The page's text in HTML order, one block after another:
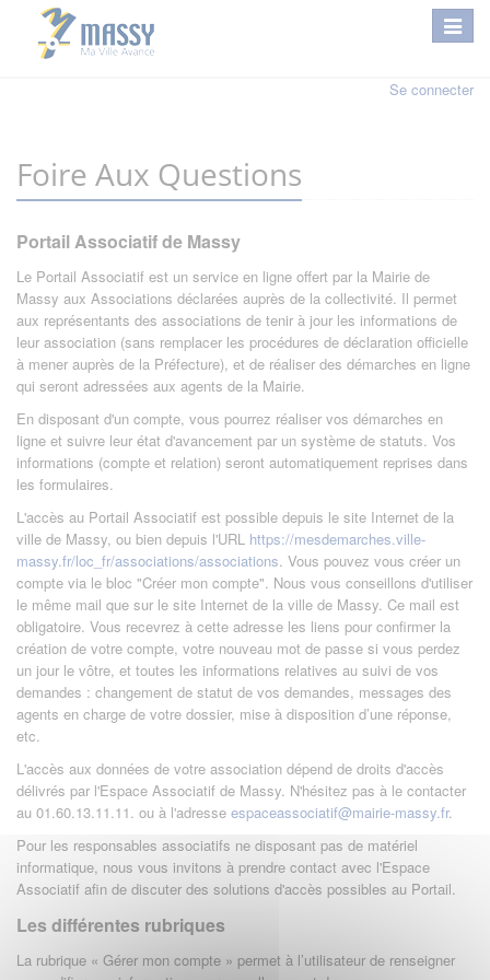
Se connecter
Foire Aux Questions
Portail Associatif de Massy
Le Portail Associatif est un service en ligne offert par la Mairie de
Massy aux Associations déclarées auprès de la collectivité. Il permet
aux représentants des associations de tenir à jour les informations de
leur association (sans remplacer les procédures de déclaration officielle
à mener auprès de la Préfecture), et de réaliser des démarches en ligne
qui seront adressées aux agents de la Mairie.
En disposant d'un compte, vous pourrez réaliser vos démarches en
ligne et suivre leur état d'avancement par un système de statuts. Vos
informations (compte et relation) seront automatiquement reprises dans
les formulaires.
L'accès au Portail Associatif est possible depuis le site Internet de la
ville de Massy, ou bien depuis l'URL https://mesdemarches.ville-
massy.fr/loc_fr/associations/associations. Vous pouvez vous créer un
compte via le bloc "Créer mon compte". Nous vous conseillons d'utiliser
le même mail que sur le site Internet de la ville de Massy. Ce mail est
obligatoire. Vous recevrez à cette adresse les liens pour confirmer la
création de votre compte, votre nouveau mot de passe si vous perdez
un jour le vôtre, et toutes les informations relatives au suivi de vos
demandes : changement de statut de vos demandes, messages des
agents en charge de votre dossier, mise à disposition d’une réponse,
etc.
L'accès aux données de votre association dépend de droits d'accès
délivrés par l'Espace Associatif de Massy. N'hésitez pas à le contacter
au 01.60.13.11.11. ou à l'adresse espaceassociatif@mairie-massy.fr.
Pour les responsables associatifs ne disposant pas de matériel
informatique, nous vous invitons à prendre contact avec l'Espace
Associatif afin de discuter des solutions d'accès possibles au Portail.
Les différentes rubriques
La rubrique « Gérer mon compte » permet à l’utilisateur de renseigner